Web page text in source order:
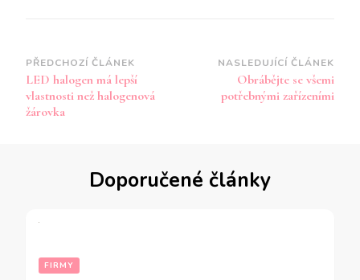
Navigace
příspěvku
PŘEDCHOZÍ ČLÁNEK
LED halogen má lepší
vlastnosti než halogenová
žárovka
NASLEDUJÍCÍ ČLÁNEK
Obrábějte se všemi
potřebnými zařízeními
Doporučené články
FIRMY